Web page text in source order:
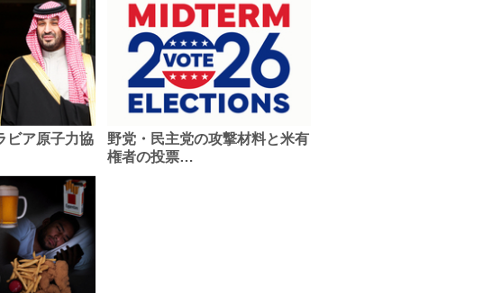
ビア原子力協
野党・民主党の攻撃材料と米有
権者の投票…